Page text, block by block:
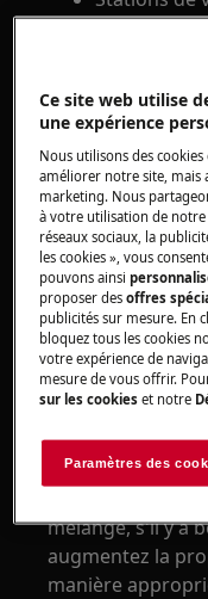
1. Positionnez
couvercle de
haut.
2. Retirez le
dévissez le
chaudière à
3. Retournez
complètement
4. Mélanger un
300 ml de
mélange, s'il y a
augmentez la
manière
Ce site web utilise
une expérience
Nous utilisons des
améliorer notre site, mais
marketing. Nous
à votre utilisation de notre
réseaux sociaux, la
les cookies », vous
pouvons ainsi
proposer desoffres
publicités sur mesure. En
bloquez tous les cookies
votre expérience de
mesure de vous offrir.
sur les cookies et notre
Paramètres des